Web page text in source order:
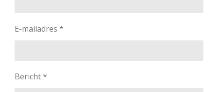
E-mailadres *
Bericht *